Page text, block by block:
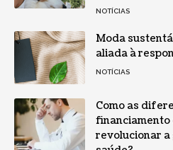
NOTÍCIAS
Moda
aliada à
NOTÍCIAS
Como as
financiamento
revolucionar a